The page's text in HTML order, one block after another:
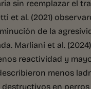
sin reemplazar el
et al. (2021)
de la
Marliani et al.
reactividad y
menos
en